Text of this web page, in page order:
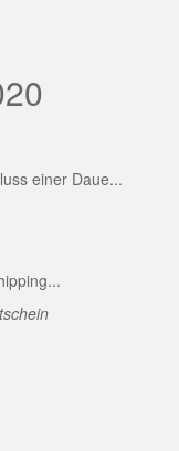
einer Daue...